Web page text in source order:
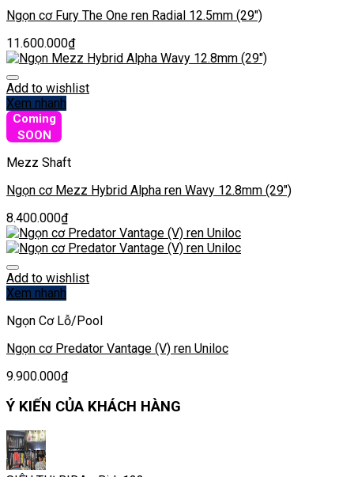
Ngọn cơ Fury The One ren Radial 12.5mm (29″)
11.600.000₫
Add to wishlist
Xem nhanh
Coming
SOON
Mezz Shaft
Ngọn cơ Mezz Hybrid Alpha ren Wavy 12.8mm (29″)
8.400.000₫
Add to wishlist
Xem nhanh
Ngọn Cơ Lỗ/Pool
Ngọn cơ Predator Vantage (V) ren Uniloc
9.900.000₫
Ý KIẾN CỦA KHÁCH HÀNG